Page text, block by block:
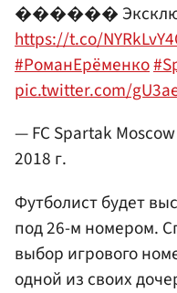
������
https://t.co/
#РоманЕрёменко
pic.twitter.com/
— FC Spartak
2018 г.
Футболист будет
под 26-м номером.
выбор игрового
одной из своих